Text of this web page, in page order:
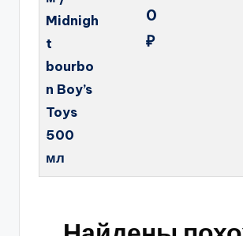
Midnigh
t
bourbo
n Boy’s
Toys
500
мл
0
₽